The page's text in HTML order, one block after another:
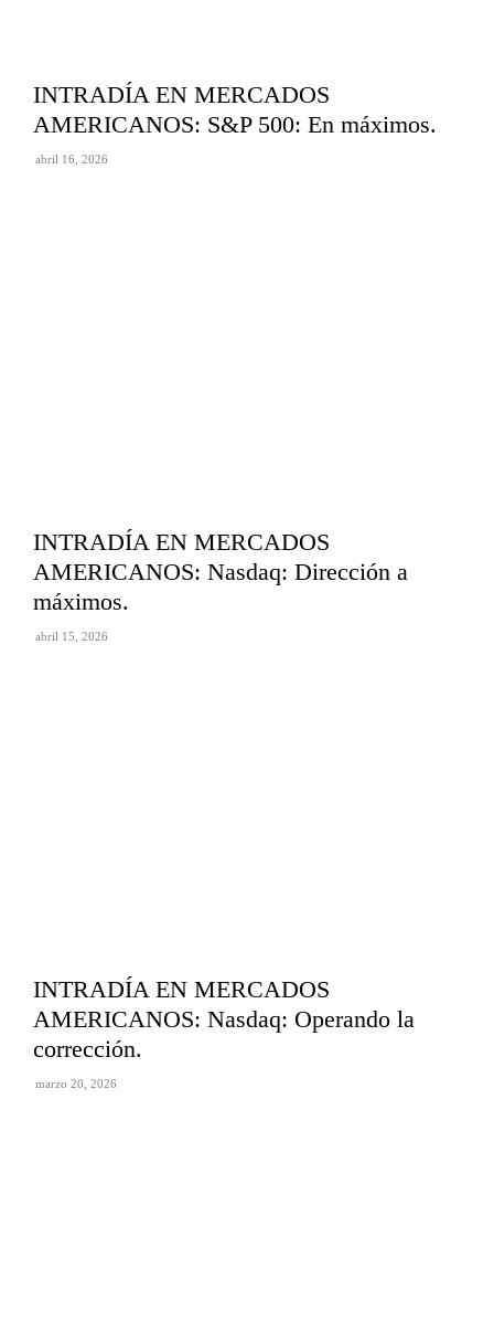
INTRADÍA EN MERCADOS
AMERICANOS: S&P 500: En máximos.
abril 16, 2026
INTRADÍA EN MERCADOS
AMERICANOS: Nasdaq: Dirección a
máximos.
abril 15, 2026
INTRADÍA EN MERCADOS
AMERICANOS: Nasdaq: Operando la
corrección.
marzo 20, 2026